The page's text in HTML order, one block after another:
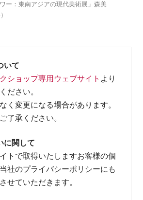
ワー：東南アジアの現代美術展」森美
いて
ショップ専用ウェブサイト より
ださい。
く変更になる場合があります。
了承ください。
に関して
トで取得いたしますお客様の個
社のプライバシーポリシーにも
せていただきます。